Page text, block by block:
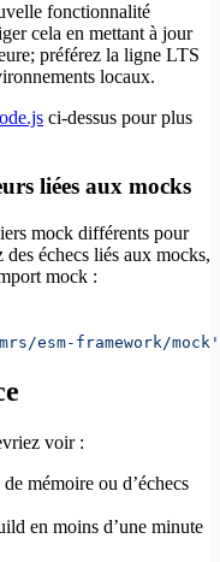
fonctionnalité
cela en mettant à jour
préférez la ligne LTS
locaux.
ci-dessus pour plus
liées aux mocks
mock différents pour
échecs liés aux mocks,
mock :
esm-framework/mock'
voir :
mémoire ou d’échecs
en moins d’une minute